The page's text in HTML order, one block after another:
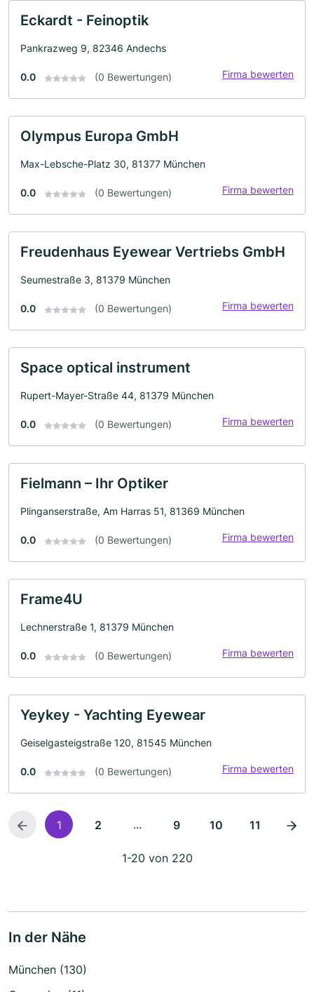
Eckardt - Feinoptik
Pankrazweg 9, 82346 Andechs
0.0 (0 Bewertungen) Firma bewerten
Olympus Europa GmbH
Max-Lebsche-Platz 30, 81377 München
0.0 (0 Bewertungen) Firma bewerten
Freudenhaus Eyewear Vertriebs GmbH
Seumestraße 3, 81379 München
0.0 (0 Bewertungen) Firma bewerten
Space optical instrument
Rupert-Mayer-Straße 44, 81379 München
0.0 (0 Bewertungen) Firma bewerten
Fielmann – Ihr Optiker
Plinganserstraße, Am Harras 51, 81369 München
0.0 (0 Bewertungen) Firma bewerten
Frame4U
Lechnerstraße 1, 81379 München
0.0 (0 Bewertungen) Firma bewerten
Yeykey - Yachting Eyewear
Geiselgasteigstraße 120, 81545 München
0.0 (0 Bewertungen) Firma bewerten
1 2 ... 9 10 11
1-20 von 220
In der Nähe
München (130)